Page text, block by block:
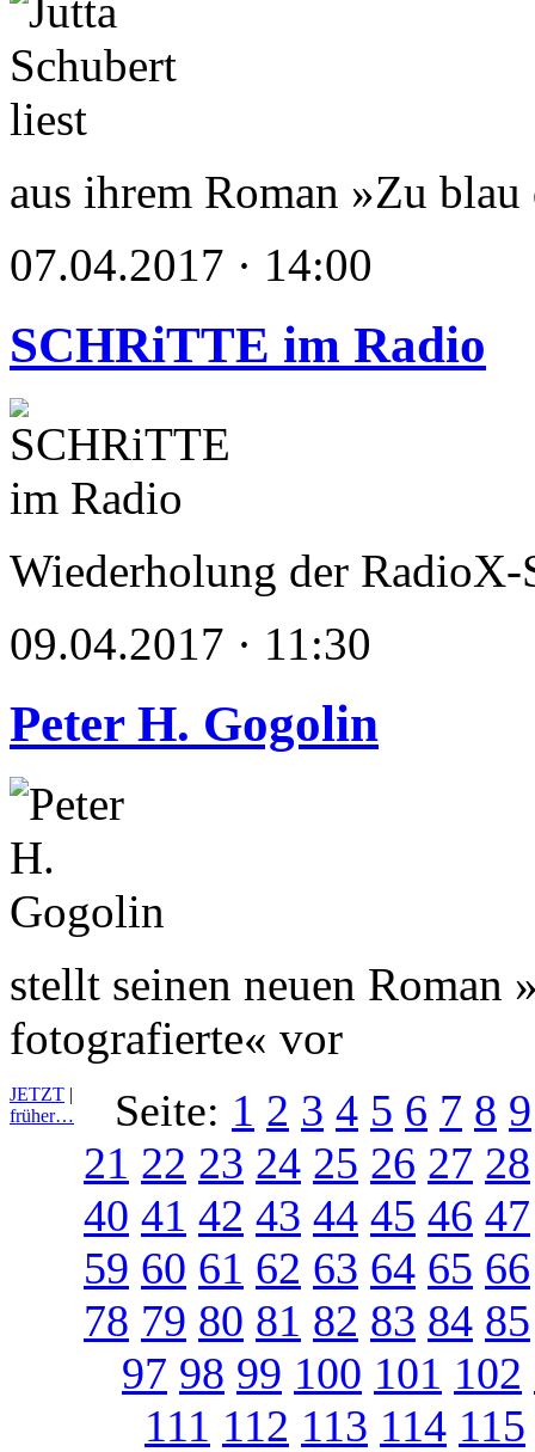
aus ihrem Roman »Zu
07.04.2017 · 14:00
SCHRiTTE im Radio
Wiederholung der
09.04.2017 · 11:30
Peter H. Gogolin
stellt seinen neuen Roman
fotografierte« vor
JETZT |
früher…
Seite: 1 2 3 4 5 6 7 8 9
21 22 23 24 25 26 27 28
40 41 42 43 44 45 46 47
59 60 61 62 63 64 65 66
78 79 80 81 82 83 84 85
97 98 99 100 101 102
111 112 113 114 115